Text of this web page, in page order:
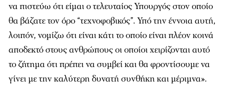
να πιστεύω ότι είμαι ο τελευταίος Υπουργός στον οποίο
θα βάζατε τον όρο “τεχνοφοβικός”. Υπό την έννοια αυτή,
λοιπόν, νομίζω ότι είναι κάτι το οποίο είναι πλέον κοινά
αποδεκτό στους ανθρώπους οι οποίοι χειρίζονται αυτό
το ζήτημα ότι πρέπει να συμβεί και θα φροντίσουμε να
γίνει με την καλύτερη δυνατή συνθήκη και μέριμνα».